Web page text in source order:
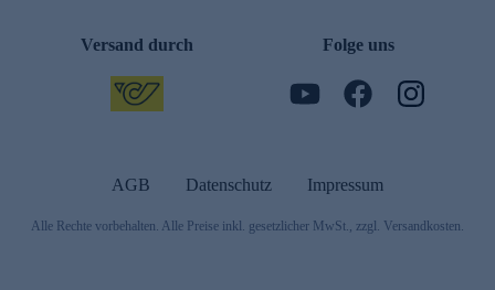
Versand durch Folge uns
AGB Datenschutz Impressum
Alle Rechte vorbehalten. Alle Preise inkl. gesetzlicher MwSt., zzgl. Versandkosten.